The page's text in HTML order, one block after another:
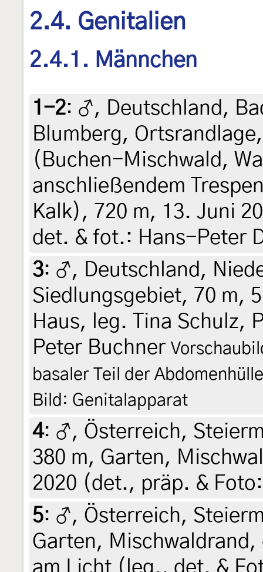
2.4. Genitalien
2.4.1. Männchen
1-2: ♂, Deutschland,
Blumberg,
(Buchen-Mischwald,
anschließendem
Kalk), 720 m, 13. Juni
det. & fot.: Hans-Peter
3: ♂, Deutschland,
Siedlungsgebiet, 70 m,
Haus, leg. Tina Schulz,
Peter Buchner
basaler Teil der
Bild: Genitalapparat
4: ♂, Österreich,
380 m, Garten,
2020 (det., präp. &
5: ♂, Österreich,
Garten, Mischwaldrand,
am Licht (leg., det. &